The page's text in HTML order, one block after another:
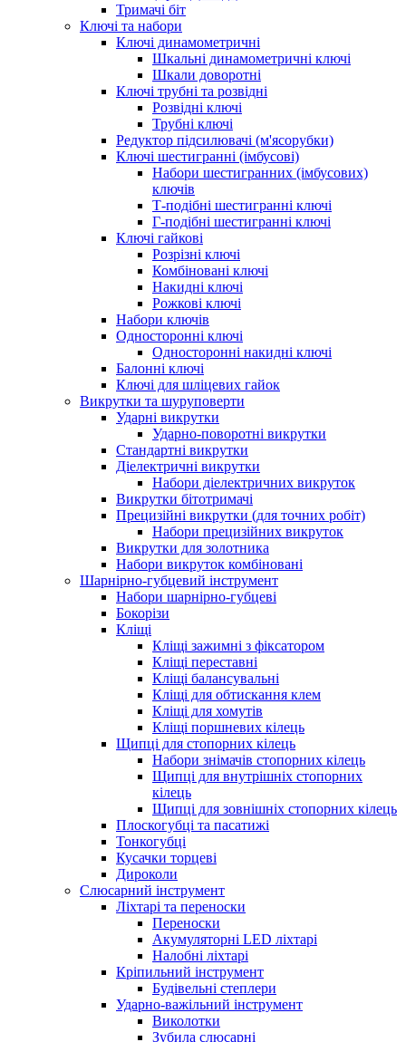
Тримачі біт
Ключі та набори
Ключі динамометричні
Шкальні динамометричні ключі
Шкали доворотні
Ключі трубні та розвідні
Розвідні ключі
Трубні ключі
Редуктор підсилювачі (м'ясорубки)
Ключі шестигранні (імбусові)
Набори шестигранних (імбусових)
ключів
Т-подібні шестигранні ключі
Г-подібні шестигранні ключі
Ключі гайкові
Розрізні ключі
Комбіновані ключі
Накидні ключі
Рожкові ключі
Набори ключів
Односторонні ключі
Односторонні накидні ключі
Балонні ключі
Ключі для шліцевих гайок
Викрутки та шуруповерти
Ударні викрутки
Ударно-поворотні викрутки
Стандартні викрутки
Діелектричні викрутки
Набори діелектричних викруток
Викрутки бітотримачі
Прецизійні викрутки (для точних робіт)
Набори прецизійних викруток
Викрутки для золотника
Набори викруток комбіновані
Шарнірно-губцевий інструмент
Набори шарнірно-губцеві
Бокорізи
Кліщі
Кліщі зажимні з фіксатором
Кліщі переставні
Кліщі балансувальні
Кліщі для обтискання клем
Кліщі для хомутів
Кліщі поршневих кілець
Щипці для стопорних кілець
Набори знімачів стопорних кілець
Щипці для внутрішніх стопорних
кілець
Щипці для зовнішніх стопорних кілець
Плоскогубці та пасатижі
Тонкогубці
Кусачки торцеві
Дироколи
Слюсарний інструмент
Ліхтарі та переноски
Переноски
Акумуляторні LED ліхтарі
Налобні ліхтарі
Кріпильний інструмент
Будівельні степлери
Ударно-важільний інструмент
Виколотки
Зубила слюсарні